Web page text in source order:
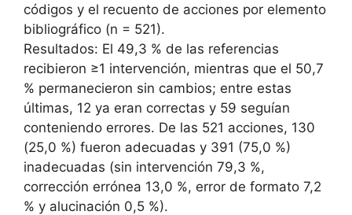
códigos y el recuento de acciones por elemento
bibliográfico (n = 521).
Resultados: El 49,3 % de las referencias
recibieron ≥1 intervención, mientras que el 50,7
% permanecieron sin cambios; entre estas
últimas, 12 ya eran correctas y 59 seguían
conteniendo errores. De las 521 acciones, 130
(25,0 %) fueron adecuadas y 391 (75,0 %)
inadecuadas (sin intervención 79,3 %,
corrección errónea 13,0 %, error de formato 7,2
% y alucinación 0,5 %).